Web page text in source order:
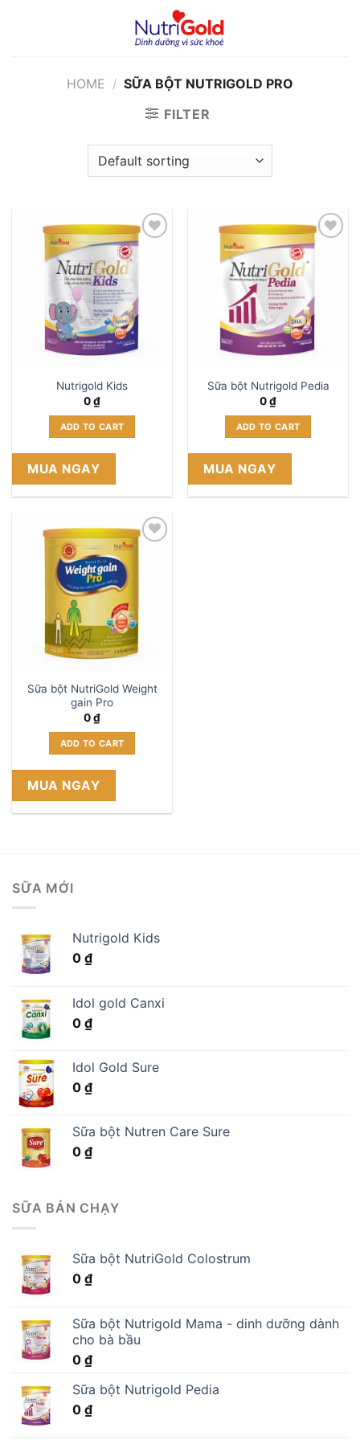
HOME / SỮA BỘT NUTRIGOLD PRO
FILTER
Add to
wishlist
Nutrigold Kids
0₫
ADD TO CART
MUA NGAY
Add to
wishlist
Sữa bột Nutrigold Pedia
0₫
ADD TO CART
MUA NGAY
Sữa bột NutriGold Weight
gain Pro
0₫
ADD TO CART
MUA NGAY
SỮA MỚI
Nutrigold Kids
0 ₫
Idol gold Canxi
0 ₫
Idol Gold Sure
0 ₫
Sữa bột Nutren Care Sure
0 ₫
SỮA BÁN CHẠY
Sữa bột NutriGold Colostrum
0 ₫
Sữa bột Nutrigold Mama - dinh dưỡng dành
cho bà bầu
0 ₫
Sữa bột Nutrigold Pedia
0 ₫